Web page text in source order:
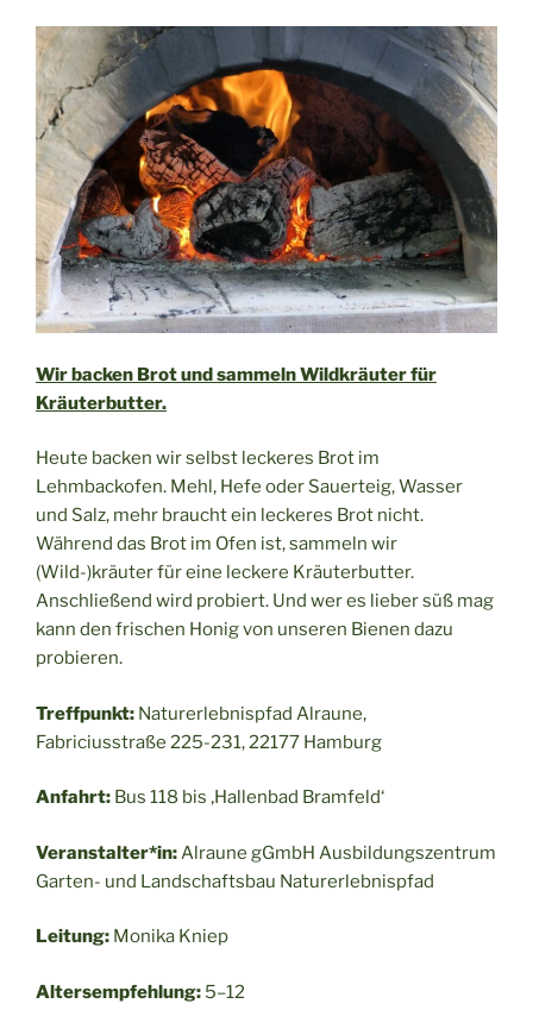
Wir backen Brot und sammeln Wildkräuter für
Kräuterbutter.
Heute backen wir selbst leckeres Brot im
Lehmbackofen. Mehl, Hefe oder Sauerteig, Wasser
und Salz, mehr braucht ein leckeres Brot nicht.
Während das Brot im Ofen ist, sammeln wir
(Wild-)kräuter für eine leckere Kräuterbutter.
Anschließend wird probiert. Und wer es lieber süß mag
kann den frischen Honig von unseren Bienen dazu
probieren.
Treffpunkt: Naturerlebnispfad Alraune,
Fabriciusstraße 225-231, 22177 Hamburg
Anfahrt: Bus 118 bis ‚Hallenbad Bramfeld‘
Veranstalter*in:Alraune gGmbH Ausbildungszentrum
Garten- und Landschaftsbau Naturerlebnispfad
Leitung: Monika Kniep
Altersempfehlung: 5–12